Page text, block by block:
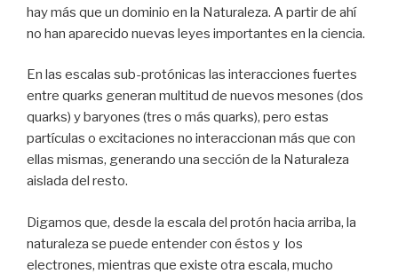
hay más que un dominio en la Naturaleza. A partir de ahí
no han aparecido nuevas leyes importantes en la ciencia.
En las escalas sub-protónicas las interacciones fuertes
entre quarks generan multitud de nuevos mesones (dos
quarks) y baryones (tres o más quarks), pero estas
partículas o excitaciones no interaccionan más que con
ellas mismas, generando una sección de la Naturaleza
aislada del resto.
Digamos que, desde la escala del protón hacia arriba, la
naturaleza se puede entender con éstos y los
electrones, mientras que existe otra escala, mucho